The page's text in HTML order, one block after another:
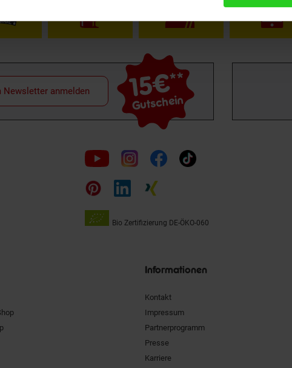
15€**
Gutschein
Newsletter anmelden
Folge
uns
auf
Bio Zertifizierung DE-ÖKO-060
Informationen
Kontakt
Impressum
Partnerprogramm
Presse
Karriere